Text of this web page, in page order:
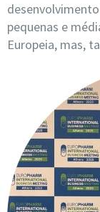
pequenas e
Europeia, mas,